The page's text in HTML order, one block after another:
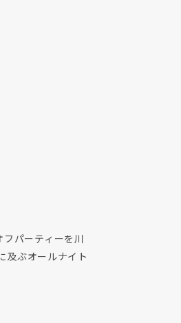
パーティーを川
及ぶオールナイト